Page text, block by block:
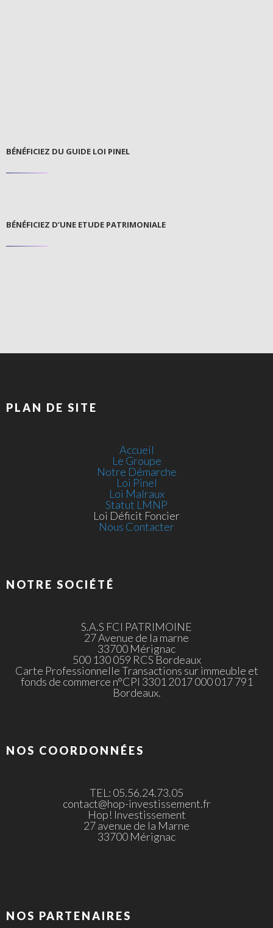
BÉNÉFICIEZ DU GUIDE LOI PINEL
BÉNÉFICIEZ D’UNE ETUDE PATRIMONIALE
PLAN DE SITE
Accueil
Le Groupe
Notre Démarche
Loi Pinel
Loi Malraux
Statut LMNP
Loi Déficit Foncier
Nous Contacter
NOTRE SOCIÉTÉ
S.A.S FCI PATRIMOINE
27 Avenue de la marne
33700 Mérignac
500 130 059 RCS Bordeaux
Carte Professionnelle Transactions sur immeuble et
fonds de commerce n°CPI 3301 2017 000 017 791
Bordeaux.
NOS COORDONNÉES
TEL: 05.56.24.73.05
contact@hop-investissement.fr
Hop! Investissement
27 avenue de la Marne
33700 Mérignac
NOS PARTENAIRES